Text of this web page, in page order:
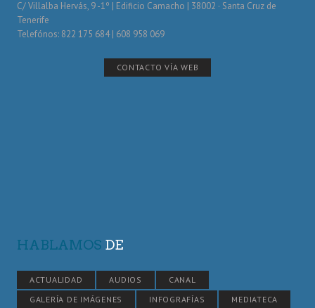
C/ Villalba Hervás, 9 -1º | Edificio Camacho | 38002 · Santa Cruz de
Tenerife
Telefónos: 822 175 684 | 608 958 069
CONTACTO VÍA WEB
HABLAMOS DE
ACTUALIDAD AUDIOS
CANAL
GALERÍA DE IMÁGENES
INFOGRAFÍAS
MEDIATECA